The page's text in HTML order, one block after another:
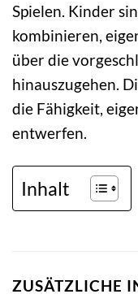
Spielen. Kinder
kombinieren,
über die
hinauszugehen.
die Fähigkeit,
entwerfen.
Inhalt
ZUSÄTZLICHE